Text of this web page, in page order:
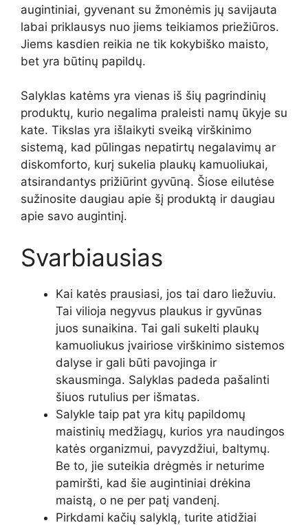
augintiniai, gyvenant su žmonėmis jų savijauta
labai priklausys nuo jiems teikiamos priežiūros.
Jiems kasdien reikia ne tik kokybiško maisto,
bet yra būtinų papildų.
Salyklas katėms yra vienas iš šių pagrindinių
produktų, kurio negalima praleisti namų ūkyje su
kate. Tikslas yra išlaikyti sveiką virškinimo
sistemą, kad pūlingas nepatirtų negalavimų ar
diskomforto, kurį sukelia plaukų kamuoliukai,
atsirandantys prižiūrint gyvūną. Šiose eilutėse
sužinosite daugiau apie šį produktą ir daugiau
apie savo augintinį.
Svarbiausias
Kai katės prausiasi, jos tai daro liežuviu.
Tai vilioja negyvus plaukus ir gyvūnas
juos sunaikina. Tai gali sukelti plaukų
kamuoliukus įvairiose virškinimo sistemos
dalyse ir gali būti pavojinga ir
skausminga. Salyklas padeda pašalinti
šiuos rutulius per išmatas.
Salykle taip pat yra kitų papildomų
maistinių medžiagų, kurios yra naudingos
katės organizmui, pavyzdžiui, baltymų.
Be to, jie suteikia drėgmės ir neturime
pamiršti, kad šie augintiniai drėkina
maistą, o ne per patį vandenį.
Pirkdami kačių salyklą, turite atidžiai